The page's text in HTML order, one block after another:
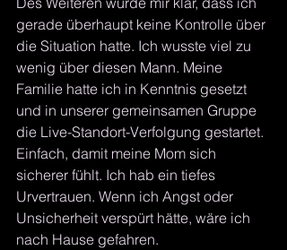
gerade überhaupt keine Kontrolle über
die Situation hatte. Ich wusste viel zu
wenig über diesen Mann. Meine
Familie hatte ich in Kenntnis gesetzt
und in unserer gemeinsamen Gruppe
die Live-Standort-Verfolgung gestartet.
Einfach, damit meine Mom sich
sicherer fühlt. Ich hab ein tiefes
Urvertrauen. Wenn ich Angst oder
Unsicherheit verspürt hätte, wäre ich
nach Hause gefahren.